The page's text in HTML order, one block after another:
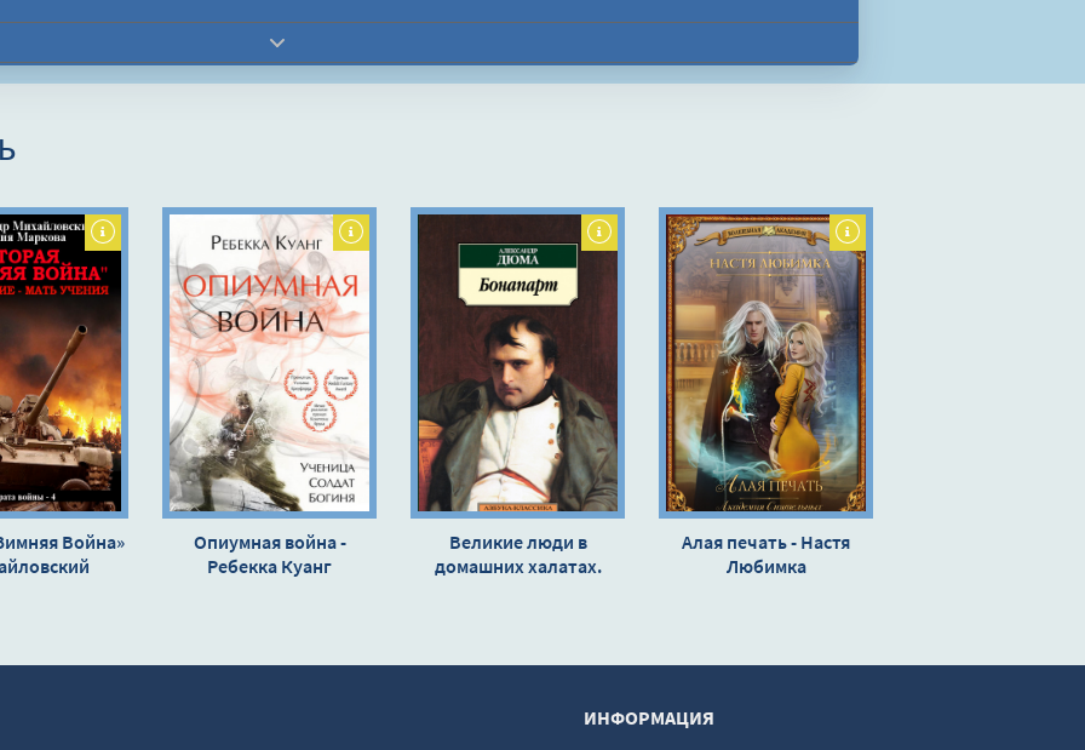
Война»
Опиумная война -
Ребекка Куанг
Великие люди в
домашних халатах.
Алая печать - Настя
Любимка
ИНФОРМАЦИЯ